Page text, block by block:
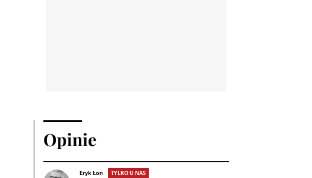
Opinie
Eryk Łon TYLKO U NAS